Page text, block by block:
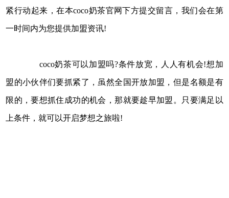
紧行动起来，在本coco奶茶官网下方提交留言，我们会在第
一时间内为您提供加盟资讯!
coco奶茶可以加盟吗?条件放宽，人人有机会!想加
盟的小伙伴们要抓紧了，虽然全国开放加盟，但是名额是有
限的，要想抓住成功的机会，那就要趁早加盟。只要满足以
上条件，就可以开启梦想之旅啦!